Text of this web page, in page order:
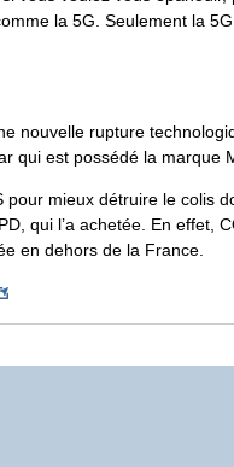
la 5G. Seulement la
nouvelle rupture
qui est possédé la marque
mieux détruire le colis
qui l’a achetée. En effet,
en dehors de la France.